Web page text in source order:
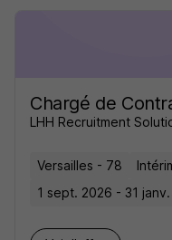
Chargé de
LHH Recruitment
Versailles - 78
1 sept. 2026 - 31